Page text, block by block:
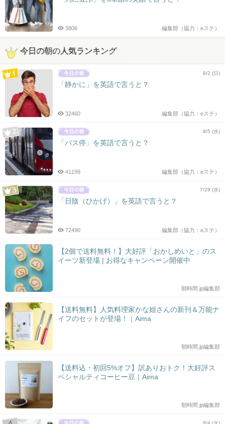
編集部（協力：eステ）
3806
今日の朝の人気ランキング
8/2 (日)
「静かに」を英語で言うと？
編集部（協力：eステ）
32460
8/5 (水)
「バス停」を英語で言うと？
編集部（協力：eステ）
41199
7/29 (水)
「日陰（ひかげ）」を英語で言うと？
編集部（協力：eステ）
72490
【2個で送料無料！】大好評「おかしめいと」のス
イーツ新登場 | お得なキャンペーン開催中
朝時間.jp編集部
【送料無料】人気料理家かな姐さんの新刊＆万能ナ
イフのセットが登場！｜Aima
朝時間.jp編集部
【送料込・初回5%オフ】訳ありおトク！大好評ス
ペシャルティコーヒー豆｜Aima
朝時間.jp編集部
8/4 (火)